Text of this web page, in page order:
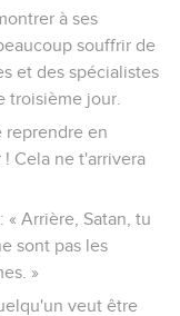
à ses
souffrir de
et des spécialistes
troisième jour.
reprendre en
Cela ne t'arrivera
« Arrière, Satan, tu
sont pas les
»
veut être